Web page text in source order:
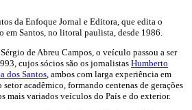
da Enfoque Jornal e Editora, que edita o
em Santos, no litoral paulista, desde 1986.
de Abreu Campos, o veículo passou a ser
cujos sócios são os jornalistas Humberto
dos Santos, ambos com larga experiência em
acadêmico, formando centenas de gerações
mais variados veículos do País e do exterior.